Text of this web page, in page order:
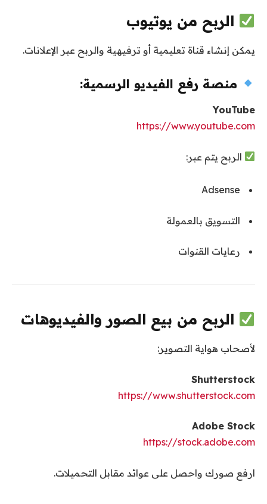
الربح من يوتيوب
يمكن إنشاء قناة تعليمية أو ترفيهية والربح عبر الإعلانات.
منصة رفع الفيديو الرسمية:
YouTube
https://www.youtube.com
الربح يتم عبر:
Adsense
التسويق بالعمولة
رعايات القنوات
الربح من بيع الصور والفيديوهات
لأصحاب هواية التصوير:
Shutterstock
https://www.shutterstock.com
Adobe Stock
https://stock.adobe.com
ارفع صورك واحصل على عوائد مقابل التحميلات.